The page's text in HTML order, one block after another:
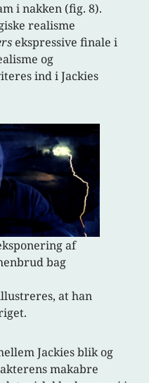
i nakken (fig. 8).
realisme
ekspressive finale i
og
ind i Jackies
af
bag
at han
Jackies blik og
makabre